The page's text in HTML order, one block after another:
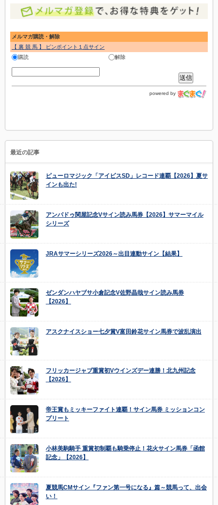
メルマガ購読・解除
【 裏 競 馬 】 ピンポイント１点サイン
購読
解除
powered by
最近の記事
ピューロマジック「アイビスSD」レコード連覇【2026】夏サ
インも出た!
アンパドゥ関屋記念Vサイン読み馬券【2026】サマーマイル
シリーズ
JRAサマーシリーズ2026～出目連動サイン【結果】
ゼンダンハヤブサ小倉記念V佐野晶哉サイン読み馬券
【2026】
アスクナイスショー七夕賞V富田鈴花サイン馬券で波乱演出
フリッカージャブ重賞初Vウインズデー連勝！北九州記念
【2026】
帝王賞もミッキーファイト連覇！サイン馬券 ミッションコン
プリート
小林美駒騎手 重賞初制覇も騎乗停止！花火サイン馬券「函館
記念」【2026】
夏競馬CMサイン『ファン第一号になる』篇～競馬って、出会
い！